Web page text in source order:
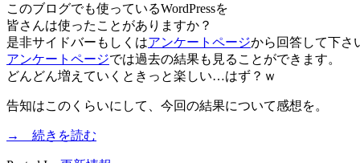
このブログでも使っているWordPressを
皆さんは使ったことがありますか？
是非サイドバーもしくはアンケートページから回答して下さ
アンケートページでは過去の結果も見ることができます。
どんどん増えていくときっと楽しい…はず？ｗ
告知はこのくらいにして、今回の結果について感想を。
→ 続きを読む